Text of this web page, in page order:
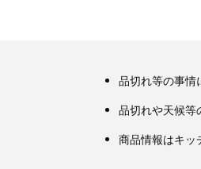
品切れ等の事情
品切れや天候等
商品情報はキッ